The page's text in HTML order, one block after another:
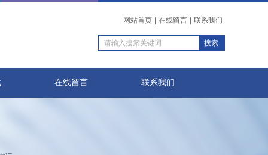
网站首页 在线留言 联系我们
在线留言 联系我们